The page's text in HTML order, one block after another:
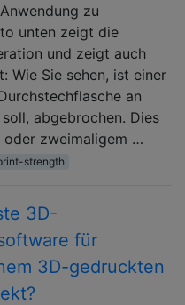
zu
unten zeigt die
und zeigt auch
Wie Sie sehen, ist einer
an
abgebrochen. Dies
oder zweimaligem …
strength
3D-
für
3D-gedruckten